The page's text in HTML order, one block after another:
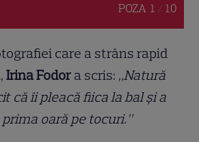
POZA 1 / 10
care a strâns rapid
Irina Fodor a scris: „Natură
că îi pleacă fiica la bal și a
oară pe tocuri.”